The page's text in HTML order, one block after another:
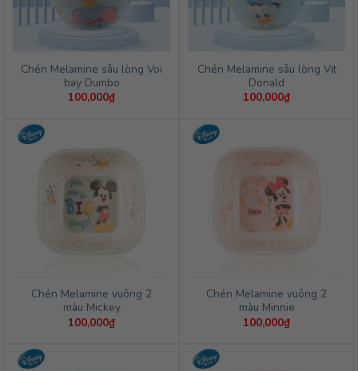
Chén Melamine sâu lòng Voi
bay Dumbo
100,000₫
Chén Melamine sâu lòng Vịt
Donald
100,000₫
Chén Melamine vuông 2
màu Mickey
100,000₫
Chén Melamine vuông 2
màu Minnie
100,000₫